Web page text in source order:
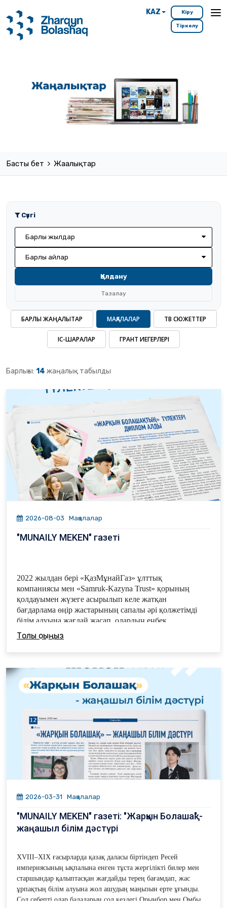
KAZ Кіру
Тіркелу
Басты бет Жаңалықтар
Сүзгі
Барлық жылдар
Барлық айлар
Қолдану
Тазалау
БАРЛЫҚ ЖАҢАЛЫҚТАР МАҚАЛАЛАР ТВ СЮЖЕТТЕР
ІС-ШАРАЛАР ГРАНТ ИЕГЕРЛЕРІ
Барлығы: 14 жаңалық табылды
2026-08-03 Мақалалар
"MUNAILY MEKEN" газеті
2022 жылдан бері «ҚазМұнайГаз» ұлт­тық
компаниясы мен «Samruk-Kazyna Trust» қорының
қолдауымен жүзеге асырылып келе жатқан
бағдарлама өңір жастарының сапалы әрі қолжетімді
білім алуына жағдай жасап, олардың еңбек
нарығында сұра­нысқа ие маман болып қалыптасуы­
на үлес қосты.
түлек оқуын табысты аяқтап, диплом иегері атанды.
Оның ішінде 256 студент пен 77 оқушы бар. Басым
бөлі­гі – техникалық сала өкілдері.
Атап айтқан­да, 144 түлек (56,25%) техникалық
мамандық иесі атанып отыр.
Ал гуманитарлық бағытты 47 түлек (18,36%),
өнер және спорт саласын 26 түлек (10,16%),
медициналық бағытты 11 түлек (4,30%),
өндірістік-техникалық және экономикалық
бағыттарды 10 түлек (3,91%),
педагогикалық бағытты 8 түлек (3,13%) бітір­ді.
Толық оқыңыз
2026-03-31 Мақалалар
"MUNAILY MEKEN" газеті: "Жарқын Болашақ" -
жаңашыл білім дәстүрі
XVIII–XIX ғасырларда қазақ даласы біртіндеп Ресей
империясының ықпалына енген тұста жергілікті билер мен
старшындар қалыптасқан жағдайды терең бағамдап, жас
ұрпақтың білім алуына жол ашудың маңызын ерте ұғынды.
Сол себепті олар балаларын сол кездегі Орынбор мен Омбы